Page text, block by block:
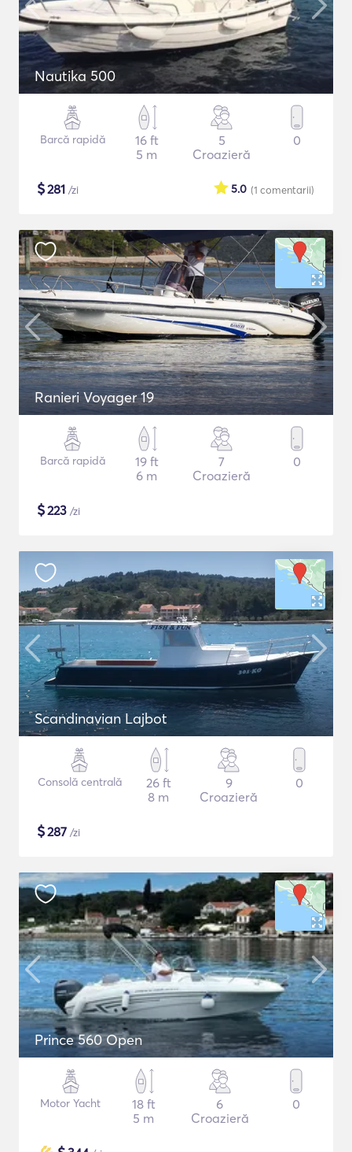
Nautika 500
Barcă rapidă
16 ft
5 m
5
Croazieră
0
$281 /zi (1 comentarii)
5.0
Ranieri Voyager 19
Barcă rapidă
19 ft
6 m
7
Croazieră
0
$223 /zi
Scandinavian Lajbot
Consolă centrală
26 ft
8 m
9
Croazieră
0
$287 /zi
Prince 560 Open
Motor Yacht
18 ft
5 m
6
Croazieră
0